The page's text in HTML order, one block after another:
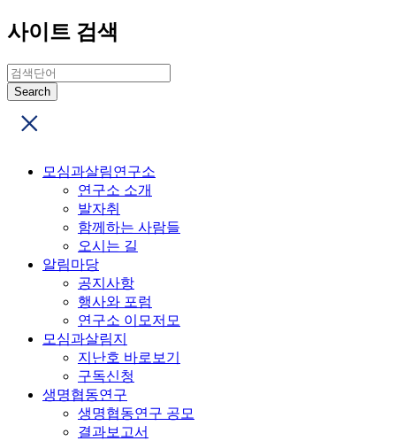
사이트 검색
모심과살림연구소
연구소 소개
발자취
함께하는 사람들
오시는 길
알림마당
공지사항
행사와 포럼
연구소 이모저모
모심과살림지
지난호 바로보기
구독신청
생명협동연구
생명협동연구 공모
결과보고서